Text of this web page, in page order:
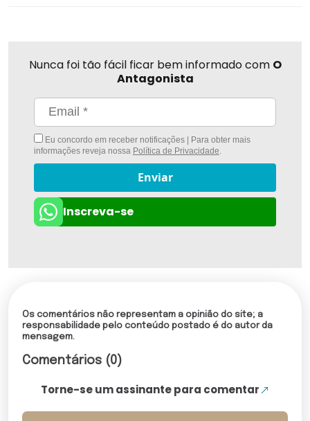
Nunca foi tão fácil ficar bem informado com O
Antagonista
Eu concordo em receber notificações | Para obter mais
informações reveja nossa Política de Privacidade.
Enviar
Inscreva-se
Os comentários não representam a opinião do site; a
responsabilidade pelo conteúdo postado é do autor da
mensagem.
Comentários (0)
Torne-se um assinante para comentar